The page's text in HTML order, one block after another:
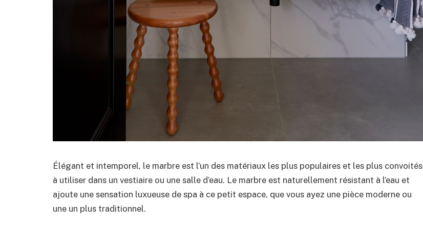
Élégant et intemporel, le marbre est l’un des matériaux les plus populaires et les plus convoités
à utiliser dans un vestiaire ou une salle d’eau. Le marbre est naturellement résistant à l’eau et
ajoute une sensation luxueuse de spa à ce petit espace, que vous ayez une pièce moderne ou
une un plus traditionnel.